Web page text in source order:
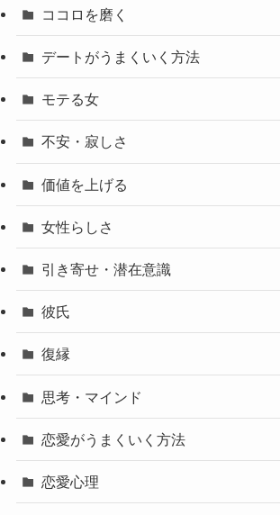
ココロを磨く
デートがうまくいく方法
モテる女
不安・寂しさ
価値を上げる
女性らしさ
引き寄せ・潜在意識
彼氏
復縁
思考・マインド
恋愛がうまくいく方法
恋愛心理